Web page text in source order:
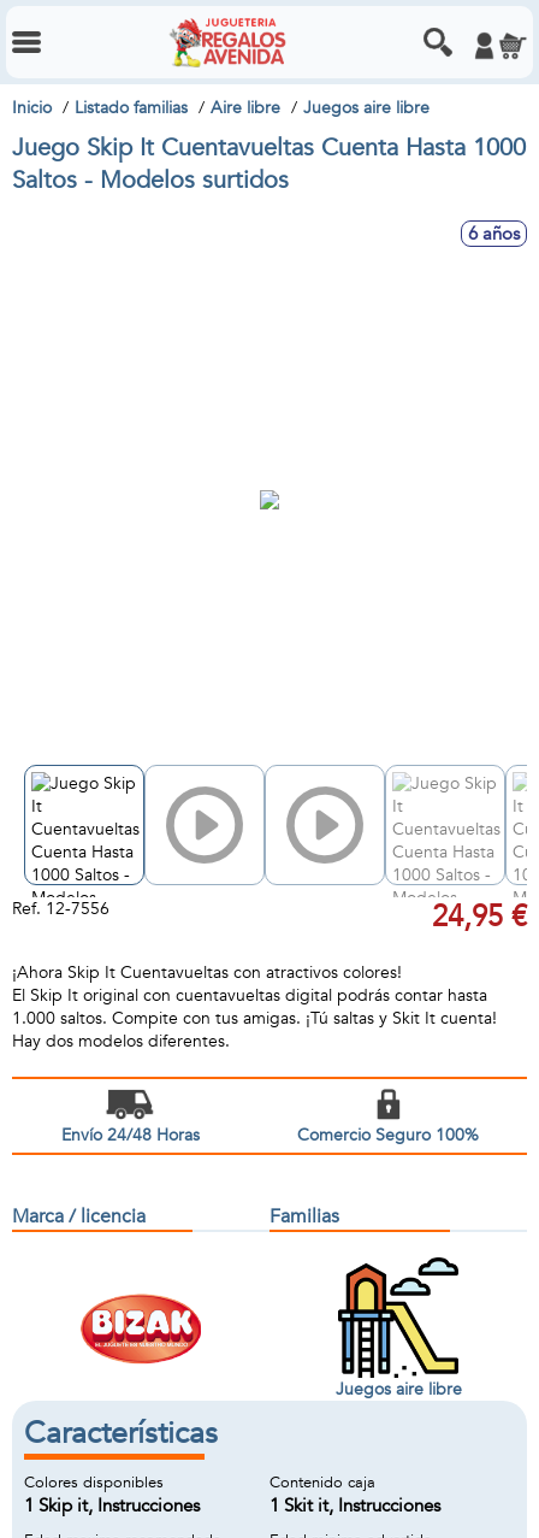
Inicio Listado familias Aire libre Juegos aire libre
Juego Skip It Cuentavueltas Cuenta Hasta 1000
Saltos - Modelos surtidos
6 años
Ref. 12-7556 24,95 €
¡Ahora Skip It Cuentavueltas con atractivos colores!
El Skip It original con cuentavueltas digital podrás contar hasta
1.000 saltos. Compite con tus amigas. ¡Tú saltas y Skit It cuenta!
Hay dos modelos diferentes.
Envío 24/48 Horas Comercio Seguro 100%
Marca / licencia Familias
Juegos aire libre
Características
Colores disponibles
1 Skip it, Instrucciones
Contenido caja
1 Skit it, Instrucciones